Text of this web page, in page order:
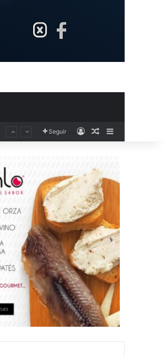
Seguir AccesoPublicación al